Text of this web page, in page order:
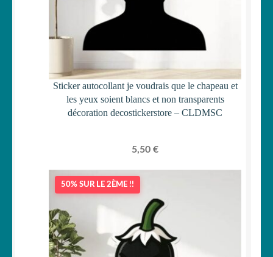
Sticker autocollant je voudrais que le chapeau et
les yeux soient blancs et non transparents
décoration decostickerstore – CLDMSC
5,50 €
50% SUR LE 2ÈME !!